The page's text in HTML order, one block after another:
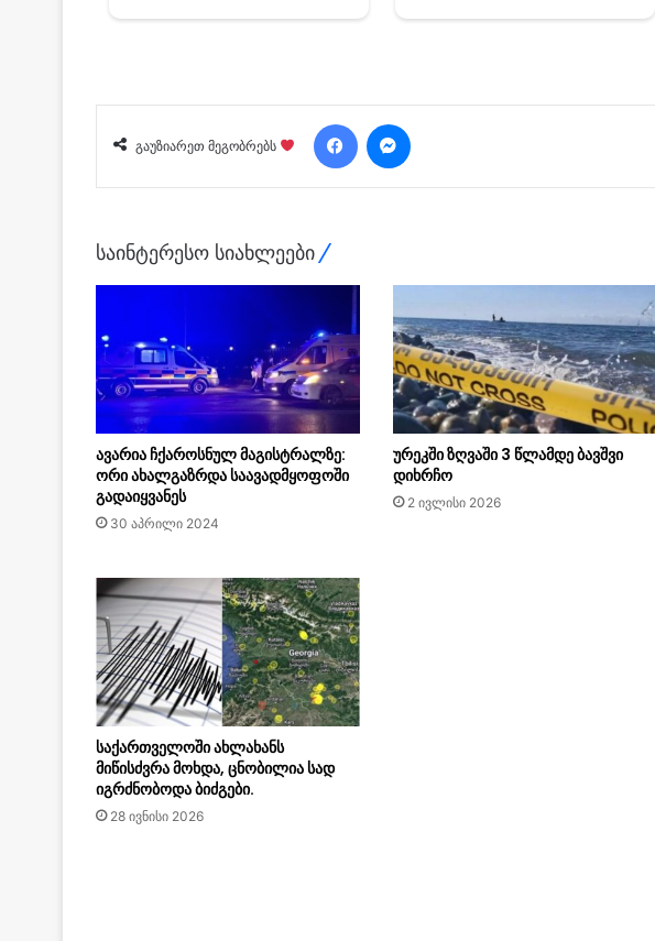
გაუზიარეთ მეგობრებს
Facebook
საინტერესო სიახლეები
ავარია ჩქაროსნულ მაგისტრალზე:
ორი ახალგაზრდა საავადმყოფოში
გადაიყვანეს
30 აპრილი 2024
ურეკში ზღვაში 3 წლამდე ბავშვი
დიხრჩო
2 ივლისი 2026
საქართველოში ახლახანს
მიწისძვრა მოხდა, ცნობილია სად
იგრძნობოდა ბიძგები.
28 ივნისი 2026